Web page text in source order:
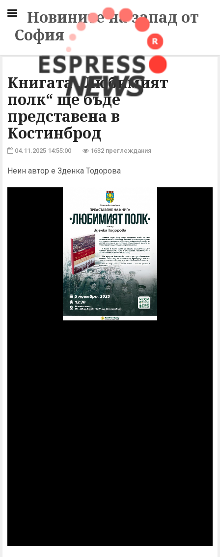
Новините на запад от
София
Книгата „Любимият
полк“ ще бъде
представена в
Костинброд
04.11.2025 14:55:00 1632 преглеждания
Неин автор е Зденка Тодорова